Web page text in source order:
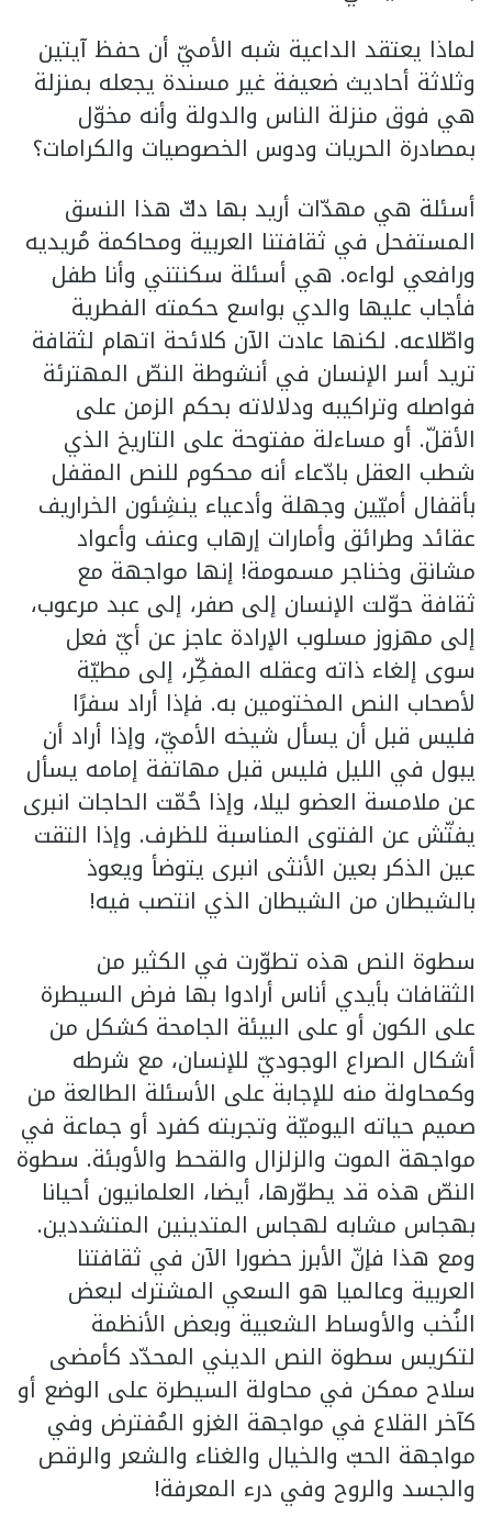
لماذا يعتقد الداعية شبه الأميّ أن حفظ آيتين
وثلاثة أحاديث ضعيفة غير مسندة يجعله بمنزلة
هي فوق منزلة الناس والدولة وأنه مخوّل
بمصادرة الحريات ودوس الخصوصيات والكرامات؟
أسئلة هي مهدّات أريد بها دكّ هذا النسق
المستفحل في ثقافتنا العربية ومحاكمة مُريديه
ورافعي لواءه. هي أسئلة سكنتني وأنا طفل
فأجاب عليها والدي بواسع حكمته الفطرية
واطّلاعه. لكنها عادت الآن كلائحة اتهام لثقافة
تريد أسر الإنسان في أنشوطة النصّ المهترئة
فواصله وتراكيبه ودلالاته بحكم الزمن على
الأقلّ. أو مساءلة مفتوحة على التاريخ الذي
شطب العقل بادّعاء أنه محكوم للنص المقفل
بأقفال أميّين وجهلة وأدعياء ينشِئون الخراريف
عقائد وطرائق وأمارات إرهاب وعنف وأعواد
مشانق وخناجر مسمومة! إنها مواجهة مع
ثقافة حوّلت الإنسان إلى صفر، إلى عبد مرعوب،
إلى مهزوز مسلوب الإرادة عاجز عن أيّ فعل
سوى إلغاء ذاته وعقله المفكِّر، إلى مطيّة
لأصحاب النص المختومين به. فإذا أراد سفرًا
فليس قبل أن يسأل شيخه الأميّ، وإذا أراد أن
يبول في الليل فليس قبل مهاتفة إمامه يسأل
عن ملامسة العضو ليلا، وإذا حُمّت الحاجات انبرى
يفتّش عن الفتوى المناسبة للظرف. وإذا التقت
عين الذكر بعين الأنثى انبرى يتوضأ ويعوذ
بالشيطان من الشيطان الذي انتصب فيه!
سطوة النص هذه تطوّرت في الكثير من
الثقافات بأيدي أناس أرادوا بها فرض السيطرة
على الكون أو على البيئة الجامحة كشكل من
أشكال الصراع الوجوديّ للإنسان، مع شرطه
وكمحاولة منه للإجابة على الأسئلة الطالعة من
صميم حياته اليوميّة وتجربته كفرد أو جماعة في
مواجهة الموت والزلزال والقحط والأوبئة. سطوة
النصّ هذه قد يطوّرها، أيضا، العلمانيون أحيانا
بهجاس مشابه لهجاس المتدينين المتشددين.
ومع هذا فإنّ الأبرز حضورا الآن في ثقافتنا
العربية وعالميا هو السعي المشترك لبعض
النُخب والأوساط الشعبية وبعض الأنظمة
لتكريس سطوة النص الديني المحدّد كأمضى
سلاح ممكن في محاولة السيطرة على الوضع أو
كآخر القلاع في مواجهة الغزو المُفترض وفي
مواجهة الحبّ والخيال والغناء والشعر والرقص
والجسد والروح وفي درء المعرفة!